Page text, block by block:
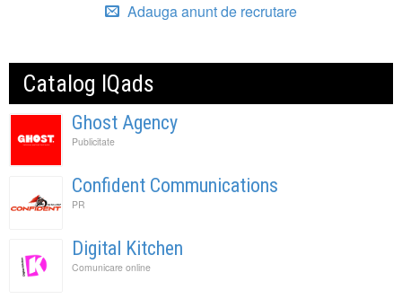
Adauga anunt de recrutare
Catalog IQads
Ghost Agency
Publicitate
Confident Communications
PR
Digital Kitchen
Comunicare online